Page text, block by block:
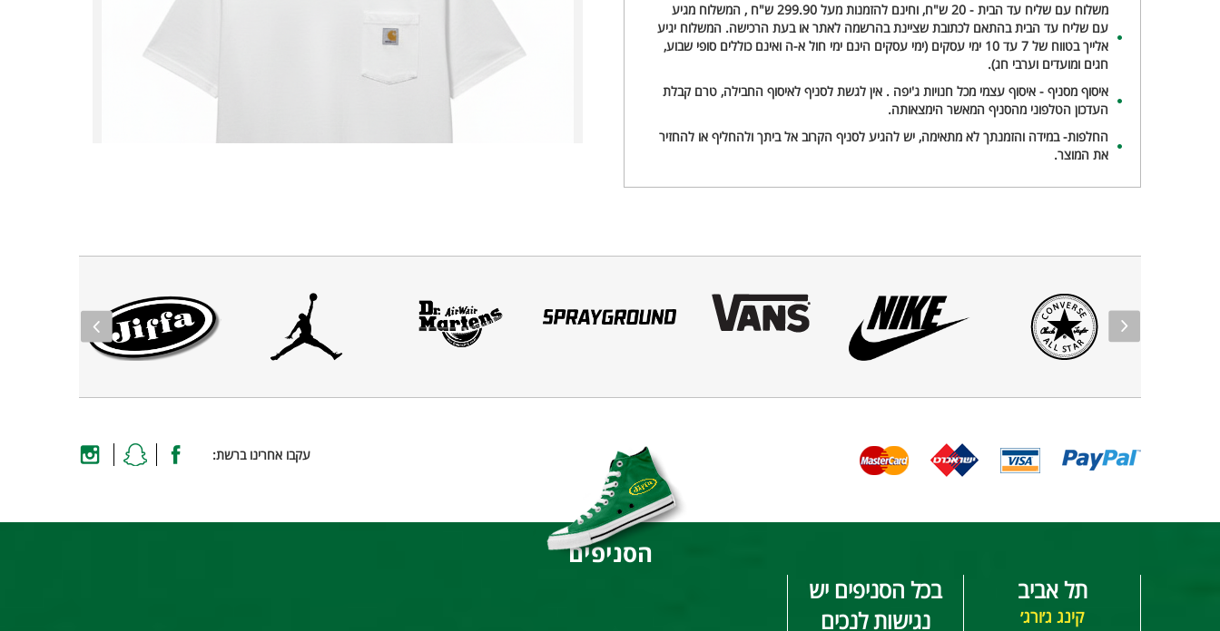
משלוח עם שליח עד הבית - 20 ש"ח, וחינם להזמנות מעל 299.90 ש"ח , המשלוח מגיע
עם שליח עד הבית בהתאם לכתובת שציינת בהרשמה לאתר או בעת הרכישה. המשלוח יגיע
אלייך בטווח של 7 עד 10 ימי עסקים (ימי עסקים הינם ימי חול א-ה ואינם כוללים סופי שבוע,
חגים ומועדים וערבי חג).
איסוף מסניף - איסוף עצמי מכל חנויות ג'יפה . אין לגשת לסניף לאיסוף החבילה, טרם קבלת
העדכון הטלפוני מהסניף המאשר הימצאותה.
החלפות- במידה והזמנתך לא מתאימה, יש להגיע לסניף הקרוב אל ביתך ולהחליף או להחזיר
את המוצר.
עקבו אחרינו ברשת:
הסניפים
תל אביב
קינג ג׳ורג׳
בכל הסניפים יש
נגישות לנכים